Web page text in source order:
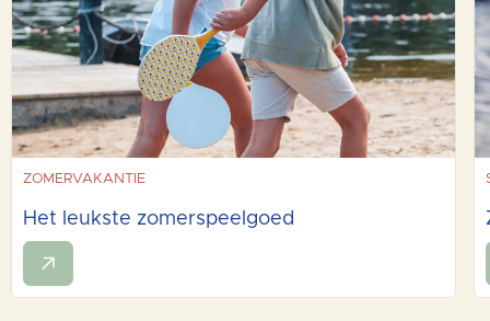
ZOMERVAKANTIE
Het leukste zomerspeelgoed